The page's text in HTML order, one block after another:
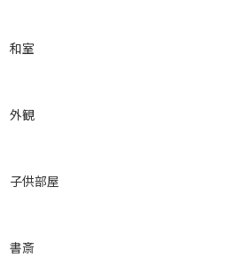
和室
外観
子供部屋
書斎